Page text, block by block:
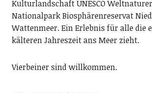
Kulturlandschaft UNESCO
Nationalpark Biosphärenreservat
Wattenmeer. Ein Erlebnis für alle die
kälteren Jahreszeit ans Meer zieht.
Vierbeiner sind willkommen.